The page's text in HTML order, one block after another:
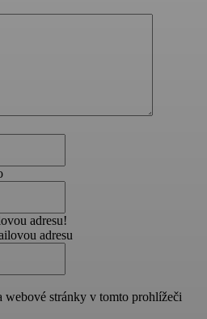
adresu!
adresu
webové stránky v tomto prohlížeči